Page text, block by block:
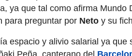
ya que tal como afirma Mundo
para preguntar por Neto y su
espacio y alivio salarial ya que